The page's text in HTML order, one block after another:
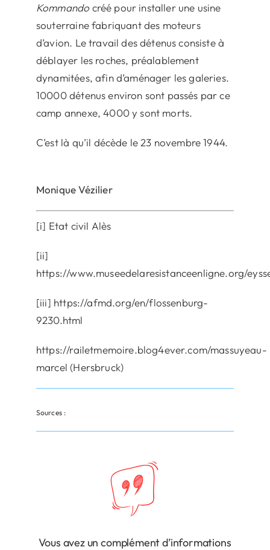
Kommando créé pour installer une usine
souterraine fabriquant des moteurs
d’avion. Le travail des détenus consiste à
déblayer les roches, préalablement
dynamitées, afin d’aménager les galeries.
10000 détenus environ sont passés par ce
camp annexe, 4000 y sont morts.
C’est là qu’il décède le 23 novembre 1944.
Monique Vézilier
[i] Etat civil Alès
[ii]
https://www.museedelaresistanceenligne.org/
[iii] https://afmd.org/en/flossenburg-
9230.html
https://railetmemoire.blog4ever.com/massuyeau-
marcel (Hersbruck)
Sources :
Vous avez un complément d’informations